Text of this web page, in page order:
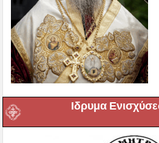
Ιδρυμα